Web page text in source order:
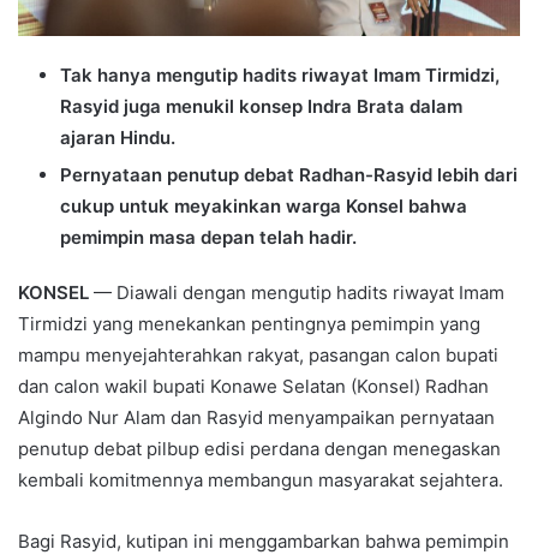
Tak hanya mengutip hadits riwayat Imam Tirmidzi,
Rasyid juga menukil konsep Indra Brata dalam
ajaran Hindu.
Pernyataan penutup debat Radhan-Rasyid lebih dari
cukup untuk meyakinkan warga Konsel bahwa
pemimpin masa depan telah hadir.
KONSEL — Diawali dengan mengutip hadits riwayat Imam
Tirmidzi yang menekankan pentingnya pemimpin yang
mampu menyejahterahkan rakyat, pasangan calon bupati
dan calon wakil bupati Konawe Selatan (Konsel) Radhan
Algindo Nur Alam dan Rasyid menyampaikan pernyataan
penutup debat pilbup edisi perdana dengan menegaskan
kembali komitmennya membangun masyarakat sejahtera.
Bagi Rasyid, kutipan ini menggambarkan bahwa pemimpin